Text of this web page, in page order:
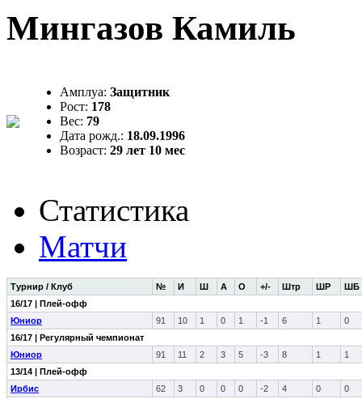
Мингазов Камиль
Амплуа: Защитник
Рост: 178
Вес: 79
Дата рожд.: 18.09.1996
Возраст: 29 лет 10 мес
Статистика
Матчи
Турнир / Клуб № И Ш А О +/- Штр ШР ШБ
16/17 | Плей-офф
Юниор
91 10 1 0 1 -1 6 1
0
16/17 | Регулярный чемпионат
Юниор
91 11 2 3 5 -3 8 1
1
13/14 | Плей-офф
Ирбис
62 3 0 0 0 -2 4 0
0